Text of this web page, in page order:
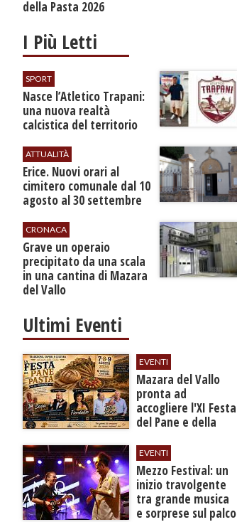
della Pasta 2026
I Più Letti
SPORT
Nasce l’Atletico Trapani:
una nuova realtà
calcistica del territorio
ATTUALITÀ
​Erice. Nuovi orari al
cimitero comunale dal 10
agosto al 30 settembre
CRONACA
​Grave un operaio
precipitato da una scala
in una cantina di Mazara
del Vallo
Ultimi Eventi
EVENTI
Mazara del Vallo
pronta ad
accogliere l'XI Festa
del Pane e della
EVENTI
Mezzo Festival: un
inizio travolgente
tra grande musica
e sorprese sul palco